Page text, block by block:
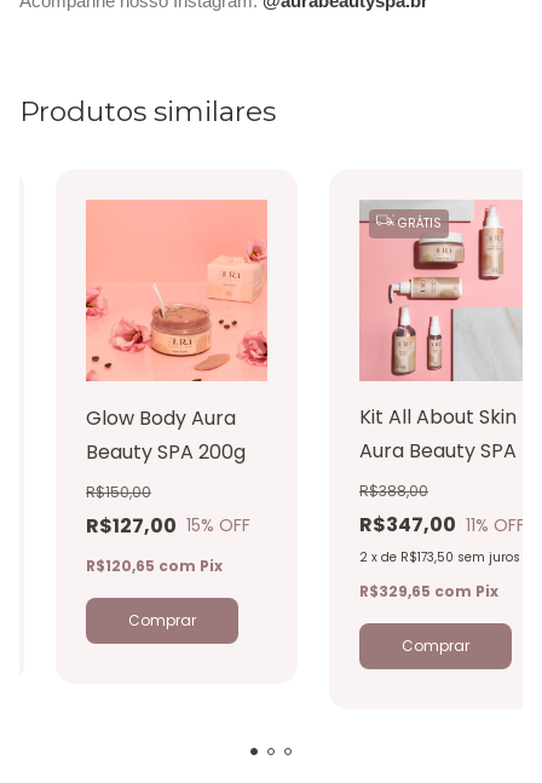
Produtos similares
Glow Body Aura
Beauty SPA 200g
R$127,00
R$150,00
15% OFF
R$120,65 com Pix
GRÁTIS
Kit All About Skin |
Aura Beauty SPA
R$347,00
R$388,00
11% OFF
2 x de R$173,50 sem juros
R$329,65 com Pix